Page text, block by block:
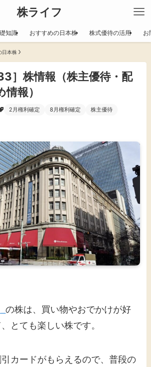
株ライフ
知識 おすすめの日本株 株式優待の活用 お
日本株
］株情報（株主優待・配
報）
2月権利確定 8月権利確定 株主優待
の株は、買い物やおでかけが好
とても楽しい株です。
カードがもらえるので、普段の